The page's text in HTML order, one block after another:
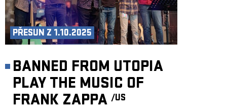
PŘESUN Z 1.10.2025
BANNED FROM UTOPIA
PLAY THE MUSIC OF
FRANK ZAPPA /US